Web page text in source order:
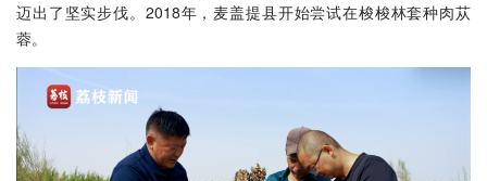
迈出了坚实步伐。2018年，麦盖提县开始尝试在梭梭林套种肉苁
蓉。